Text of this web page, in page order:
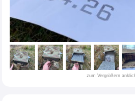
zum Vergrößern